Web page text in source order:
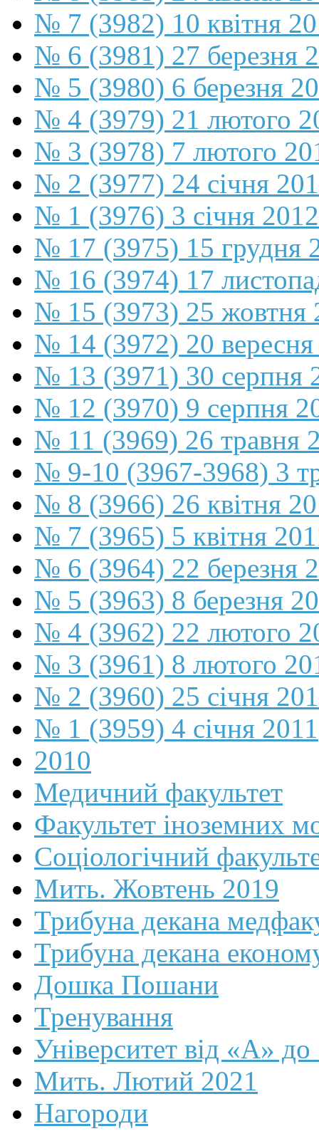
№ 7 (3982) 10 квітня
№ 6 (3981) 27 березня
№ 5 (3980) 6 березня
№ 4 (3979) 21 лютого
№ 3 (3978) 7 лютого
№ 2 (3977) 24 січня
№ 1 (3976) 3 січня 2012
№ 17 (3975) 15 грудня
№ 16 (3974) 17
№ 15 (3973) 25 жовтня
№ 14 (3972) 20 вересня
№ 13 (3971) 30 серпня
№ 12 (3970) 9 серпня
№ 11 (3969) 26 травня
№ 9-10 (3967-3968) 3
№ 8 (3966) 26 квітня
№ 7 (3965) 5 квітня
№ 6 (3964) 22 березня
№ 5 (3963) 8 березня
№ 4 (3962) 22 лютого
№ 3 (3961) 8 лютого
№ 2 (3960) 25 січня
№ 1 (3959) 4 січня 2011
2010
Медичний факультет
Факультет іноземних
Соціологічний
Мить. Жовтень 2019
Трибуна декана
Трибуна декана
Дошка Пошани
Тренування
Університет від «А»
Мить. Лютий 2021
Нагороди